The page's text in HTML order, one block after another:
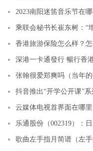
2023南阳迷笛音乐节在
乘联会秘书长崔东树：“
香港旅游保险怎么样？怎
深港一卡通發行 暢行香
张翰很爱郑爽吗（当年
抖音推出“开学公开课”
云媒体电视首界面在哪里
歌曲左手指月简谱（左手